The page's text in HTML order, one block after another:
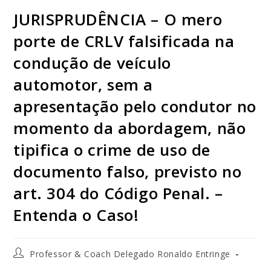
JURISPRUDÊNCIA – O mero
porte de CRLV falsificada na
condução de veículo
automotor, sem a
apresentação pelo condutor no
momento da abordagem, não
tipifica o crime de uso de
documento falso, previsto no
art. 304 do Código Penal. –
Entenda o Caso!
Professor & Coach Delegado Ronaldo Entringe